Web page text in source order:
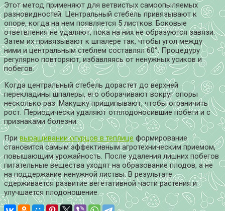
Этот метод применяют для ветвистых самоопыляемых
разновидностей. Центральный стебель привязывают к
опоре, когда на нем появляется 5 листков. Боковые
ответвления не удаляют, пока на них не образуются завязи.
Затем их привязывают к шпалере так, чтобы угол между
ними и центральным стеблем составлял 60°. Процедуру
регулярно повторяют, избавляясь от ненужных усиков и
побегов.
Когда центральный стебель дорастет до верхней
перекладины шпалеры, его оборачивают вокруг опоры
несколько раз. Макушку прищипывают, чтобы ограничить
рост. Периодически удаляют отплодоносившие побеги и с
признаками болезни.
Привыращивании огурцов в теплице формирование
становится самым эффективным агротехническим приемом,
повышающим урожайность. После удаления лишних побегов
питательные вещества уходят на образование плодов, а не
на поддержание ненужной листвы. В результате
сдерживается развитие вегетативной части растения и
улучшается плодоношение.